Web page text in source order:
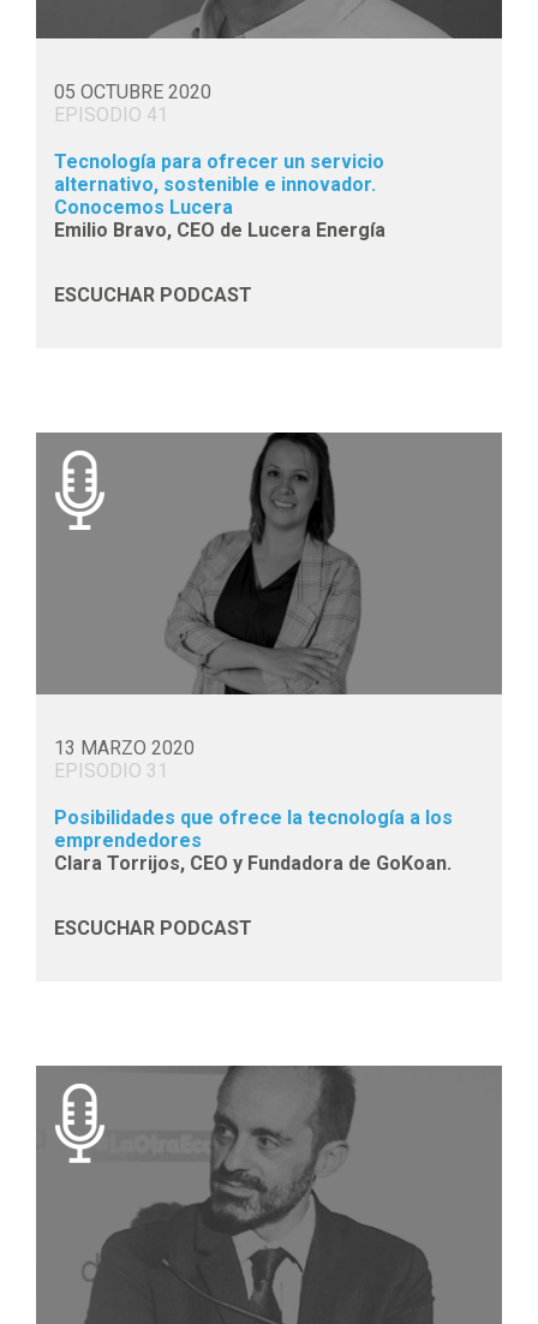
05 OCTUBRE 2020
EPISODIO 41
Tecnología para ofrecer un servicio
alternativo, sostenible e innovador.
Conocemos Lucera
Emilio Bravo, CEO de Lucera Energía
ESCUCHAR PODCAST
13 MARZO 2020
EPISODIO 31
Posibilidades que ofrece la tecnología a los
emprendedores
Clara Torrijos, CEO y Fundadora de GoKoan.
ESCUCHAR PODCAST